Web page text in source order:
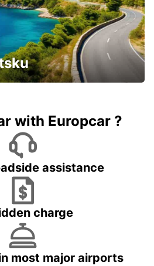
with Europcar ?
assistance
charge
most major airports